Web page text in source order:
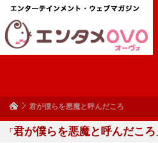
君が僕らを悪魔と呼んだころ
「君が僕らを悪魔と呼んだころ